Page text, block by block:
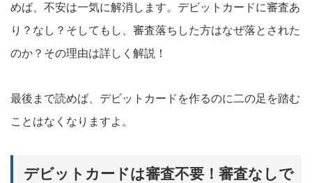
めば、不安は一気に解消します。デビットカードに審査あ
り？なし？そしてもし、審査落ちした方はなぜ落とされた
のか？その理由は詳しく解説！
最後まで読めば、デビットカードを作るのに二の足を踏む
ことはなくなりますよ。
デビットカードは審査不要！審査なしで